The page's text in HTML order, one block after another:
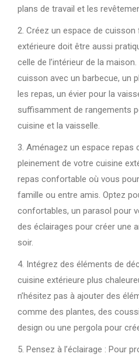
plans de travail et les
2. Créez un espace de
extérieure doit être aussi
celle de l’intérieur de la
cuisson avec un barbecue, un
les repas, un évier pour la
suffisamment de rangements
cuisine et la vaisselle.
3. Aménagez un espace repas
pleinement de votre cuisine
repas confortable où vous
famille ou entre amis. Optez
confortables, un parasol pour
des éclairages pour créer une
soir.
4. Intégrez des éléments de
cuisine extérieure plus
n’hésitez pas à ajouter des
comme des plantes, des
design ou une pergola pour
5. Pensez à l’éclairage : Pour